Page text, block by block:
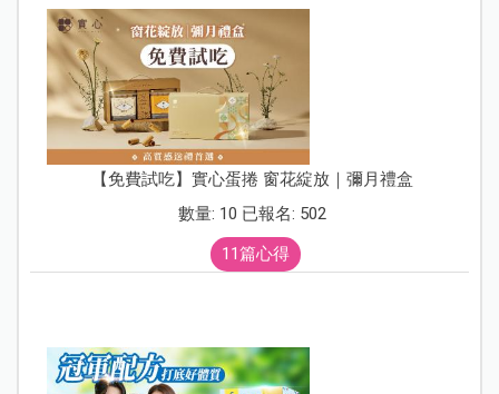
【免費試吃】實心蛋捲 窗花綻放｜彌月禮盒
數量: 10 已報名: 502
11篇心得